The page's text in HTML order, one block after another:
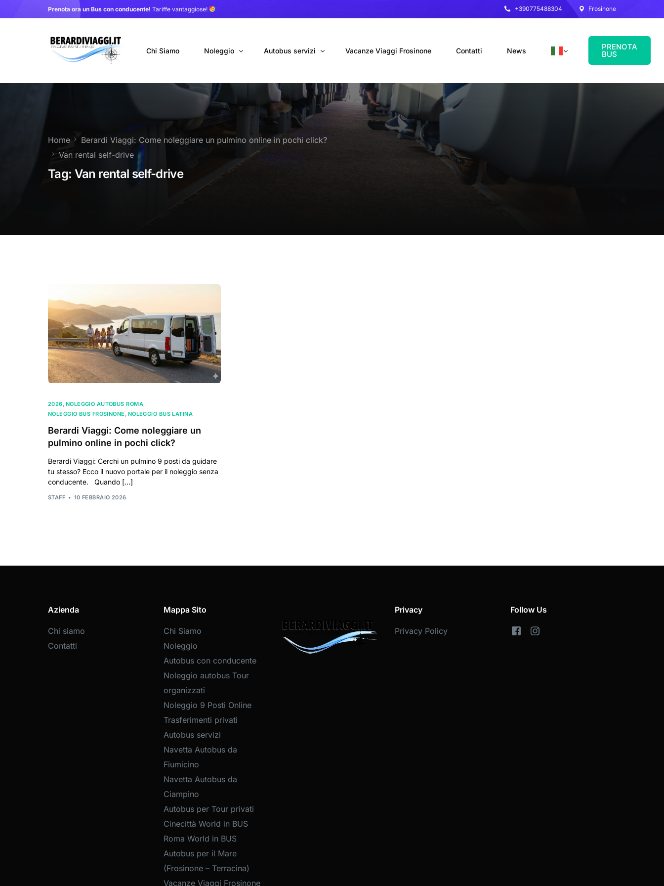
Prenota ora un Bus con conducente! Tariffe vantaggiose! +390775488304 Frosinone
Chi Siamo Noleggio
Autobus con conducente
Noleggio autobus Tour organizzati
Noleggio 9 Posti Online
Trasferimenti privati
Autobus servizi
Navetta Autobus da Fiumicino
Navetta Autobus da Ciampino
Autobus per Tour privati
Vacanze Viaggi Frosinone Contatti News PRENOTA
BUS
Home
Berardi Viaggi: Come noleggiare un pulmino online in pochi click?
Van rental self-drive
Tag: Van rental self-drive
2026 NOLEGGIO AUTOBUS ROMA
NOLEGGIO BUS FROSINONE NOLEGGIO BUS LATINA
Berardi Viaggi: Come noleggiare un
pulmino online in pochi click?
Berardi Viaggi: Cerchi un pulmino 9 posti da guidare
tu stesso? Ecco il nuovo portale per il noleggio senza
conducente. Quando […]
STAFF 10 FEBBRAIO 2026
Azienda
Chi siamo
Contatti
Mappa Sito
Chi Siamo
Noleggio
Autobus con conducente
Noleggio autobus Tour
organizzati
Noleggio 9 Posti Online
Trasferimenti privati
Autobus servizi
Navetta Autobus da
Fiumicino
Navetta Autobus da
Ciampino
Autobus per Tour privati
Cinecittà World in BUS
Roma World in BUS
Autobus per il Mare
(Frosinone – Terracina)
Vacanze Viaggi Frosinone
Privacy
Privacy Policy
Follow Us